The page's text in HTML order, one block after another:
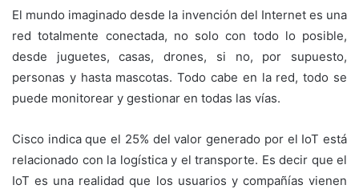
El mundo imaginado desde la invención del Internet es una
red totalmente conectada, no solo con todo lo posible,
desde juguetes, casas, drones, si no, por supuesto,
personas y hasta mascotas. Todo cabe en la red, todo se
puede monitorear y gestionar en todas las vías.
Cisco indica que el 25% del valor generado por el IoT está
relacionado con la logística y el transporte. Es decir que el
IoT es una realidad que los usuarios y compañías vienen